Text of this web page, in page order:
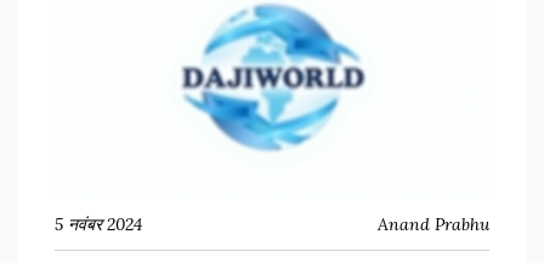
5 नवंबर 2024 Anand Prabhu